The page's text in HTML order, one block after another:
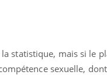
statistique, mais si le
sexuelle,